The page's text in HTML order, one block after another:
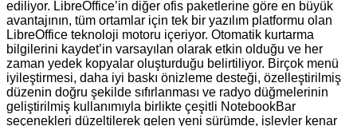
ediliyor. LibreOffice’in diğer ofis paketlerine göre en büyük
avantajının, tüm ortamlar için tek bir yazılım platformu olan
LibreOffice teknoloji motoru içeriyor. Otomatik kurtarma
bilgilerini kaydet’in varsayılan olarak etkin olduğu ve her
zaman yedek kopyalar oluşturduğu belirtiliyor. Birçok menü
iyileştirmesi, daha iyi baskı önizleme desteği, özelleştirilmiş
düzenin doğru şekilde sıfırlanması ve radyo düğmelerinin
geliştirilmiş kullanımıyla birlikte çeşitli NotebookBar
seçenekleri düzeltilerek gelen yeni sürümde, işlevler kenar